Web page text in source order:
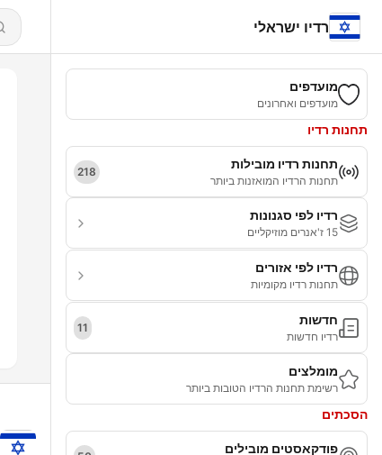
רדיו ישראלי
מועדפים
מועדפים ואחרונים
תחנות רדיו
תחנות רדיו מובילות
תחנות הרדיו המואזנות ביותר
218
רדיו לפי סגנונות
15 ז'אנרים מוזיקליים
רדיו לפי אזורים
תחנות רדיו מקומיות
חדשות
רדיו חדשות
11
מומלצים
רשימת תחנות הרדיו הטובות ביותר
הסכתים
פודקאסטים מובילים